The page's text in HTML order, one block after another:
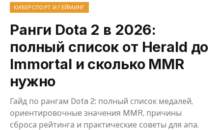
КИБЕРСПОРТ И ГЕЙМИНГ
Ранги Dota 2 в 2026:
полный список от Herald до
Immortal и сколько MMR
нужно
Гайд по рангам Dota 2: полный список медалей,
ориентировочные значения MMR, причины
сброса рейтинга и практические советы для апа.